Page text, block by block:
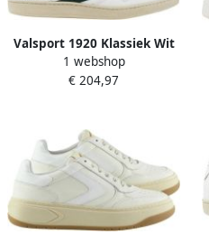
Valsport 1920 Klassiek Wit
Evergreen Sneakers
1 webshop
€ 204,97